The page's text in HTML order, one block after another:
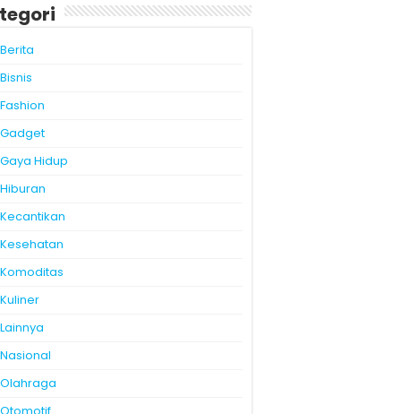
Berita
Bisnis
Fashion
Gadget
Gaya Hidup
Hiburan
Kecantikan
Kesehatan
Komoditas
Kuliner
Lainnya
Nasional
Olahraga